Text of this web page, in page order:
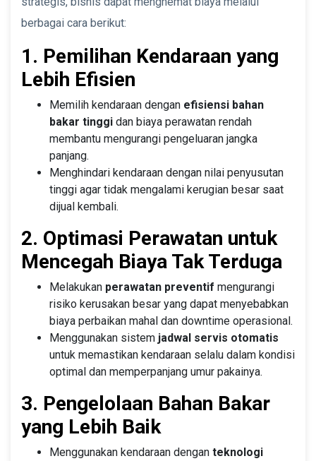
berbagai cara berikut:
1. Pemilihan Kendaraan yang
Lebih Efisien
Memilih kendaraan dengan efisiensi bahan
bakar tinggi dan biaya perawatan rendah
membantu mengurangi pengeluaran jangka
panjang.
Menghindari kendaraan dengan nilai penyusutan
tinggi agar tidak mengalami kerugian besar saat
dijual kembali.
2. Optimasi Perawatan untuk
Mencegah Biaya Tak Terduga
Melakukan perawatan preventif mengurangi
risiko kerusakan besar yang dapat menyebabkan
biaya perbaikan mahal dan downtime operasional.
Menggunakan sistem jadwal servis otomatis
untuk memastikan kendaraan selalu dalam kondisi
optimal dan memperpanjang umur pakainya.
3. Pengelolaan Bahan Bakar
yang Lebih Baik
Menggunakan kendaraan dengan teknologi